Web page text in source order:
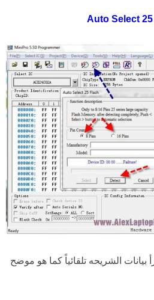
بيانات الشريحه تلقائياً كما هو موضح